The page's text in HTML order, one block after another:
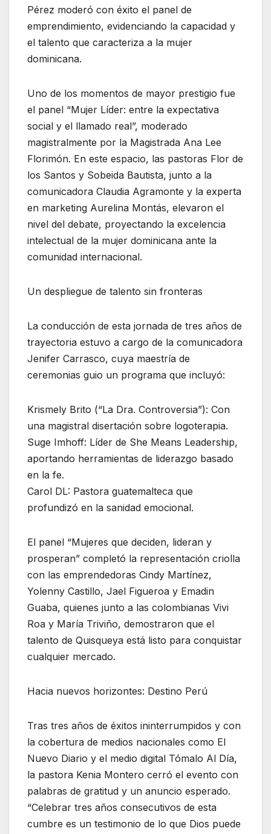
Pérez moderó con éxito el panel de
emprendimiento, evidenciando la capacidad y
el talento que caracteriza a la mujer
dominicana.
Uno de los momentos de mayor prestigio fue
el panel “Mujer Líder: entre la expectativa
social y el llamado real”, moderado
magistralmente por la Magistrada Ana Lee
Florimón. En este espacio, las pastoras Flor de
los Santos y Sobeida Bautista, junto a la
comunicadora Claudia Agramonte y la experta
en marketing Aurelina Montás, elevaron el
nivel del debate, proyectando la excelencia
intelectual de la mujer dominicana ante la
comunidad internacional.
Un despliegue de talento sin fronteras
La conducción de esta jornada de tres años de
trayectoria estuvo a cargo de la comunicadora
Jenifer Carrasco, cuya maestría de
ceremonias guio un programa que incluyó:
Krismely Brito (“La Dra. Controversia”): Con
una magistral disertación sobre logoterapia.
Suge Imhoff: Líder de She Means Leadership,
aportando herramientas de liderazgo basado
en la fe.
Carol DL: Pastora guatemalteca que
profundizó en la sanidad emocional.
El panel “Mujeres que deciden, lideran y
prosperan” completó la representación criolla
con las emprendedoras Cindy Martínez,
Yolenny Castillo, Jael Figueroa y Emadin
Guaba, quienes junto a las colombianas Vivi
Roa y María Triviño, demostraron que el
talento de Quisqueya está listo para conquistar
cualquier mercado.
Hacia nuevos horizontes: Destino Perú
Tras tres años de éxitos ininterrumpidos y con
la cobertura de medios nacionales como El
Nuevo Diario y el medio digital Tómalo Al Día,
la pastora Kenia Montero cerró el evento con
palabras de gratitud y un anuncio esperado.
“Celebrar tres años consecutivos de esta
cumbre es un testimonio de lo que Dios puede